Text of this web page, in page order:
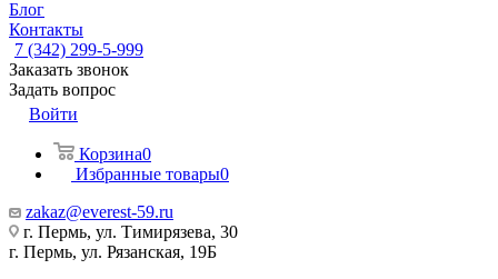
Блог
Контакты
7 (342) 299-5-999
Заказать звонок
Задать вопрос
Войти
Корзина0
Избранные товары0
zakaz@everest-59.ru
г. Пермь, ул. Тимирязева, 30
г. Пермь, ул. Рязанская, 19Б